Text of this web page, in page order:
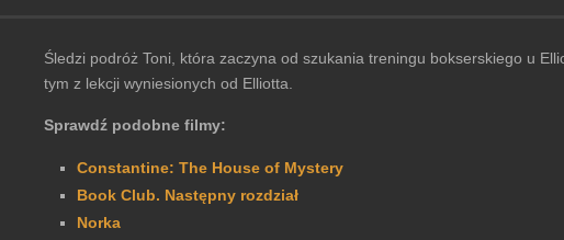
Śledzi podróż Toni, która zaczyna od szukania treningu bokserskiego u
tym z lekcji wyniesionych od Elliotta.
Sprawdź podobne filmy:
Constantine: The House of Mystery
Book Club. Następny rozdział
Norka